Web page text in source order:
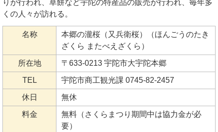
りが行われ、草餅など宇陀の特産品の販売が行われ、毎年多
くの人々が訪れる。
名称
本郷の瀧桜（又兵衛桜）（ほんごうのたき
ざくら またべえざくら）
所在地 〒633-0213 宇陀市大宇陀本郷
TEL 宇陀市商工観光課 0745-82-2457
休日 無休
料金
無料（さくらまつり期間中は協力金が必
要）